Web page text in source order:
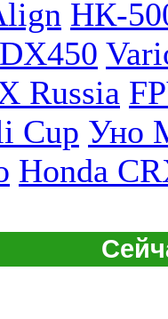
НК-
Russia
Cup Уно
Honda